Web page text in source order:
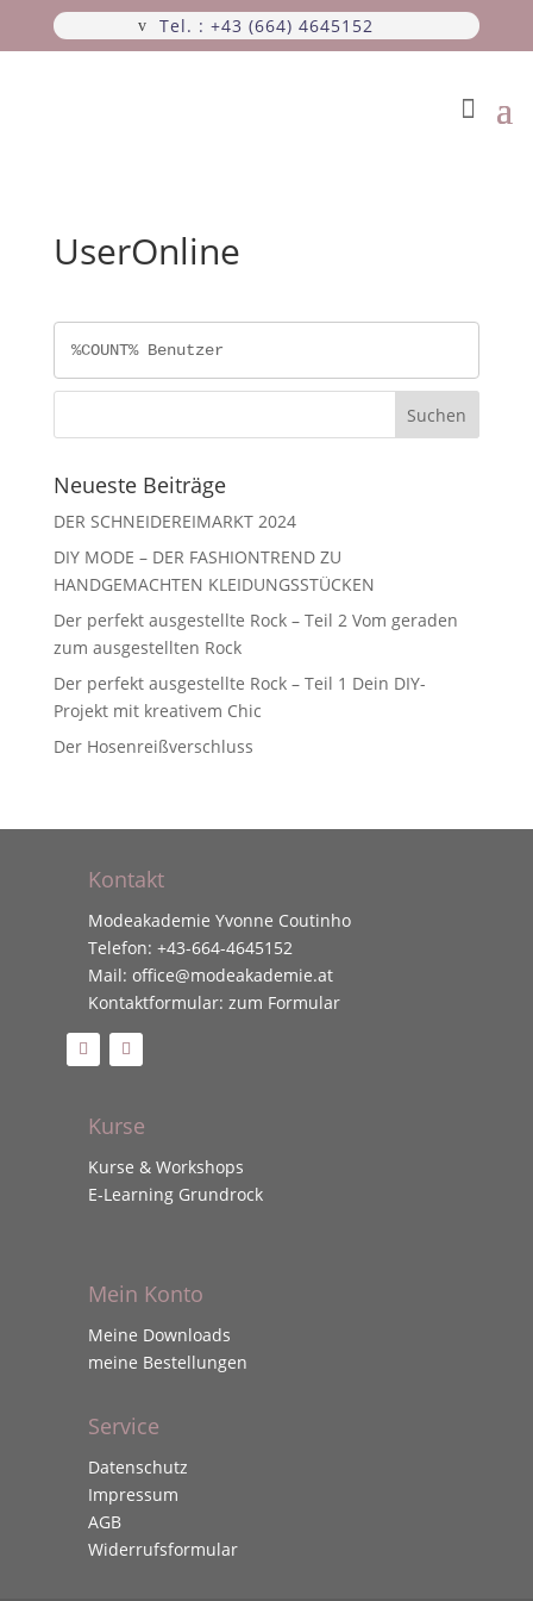
Tel. : +43 (664) 4645152
UserOnline
%COUNT% Benutzer
Neueste Beiträge
DER SCHNEIDEREIMARKT 2024
DIY MODE – DER FASHIONTREND ZU
HANDGEMACHTEN KLEIDUNGSSTÜCKEN
Der perfekt ausgestellte Rock – Teil 2 Vom geraden
zum ausgestellten Rock
Der perfekt ausgestellte Rock – Teil 1 Dein DIY-
Projekt mit kreativem Chic
Der Hosenreißverschluss
Kontakt
Modeakademie Yvonne Coutinho
Telefon: +43-664-4645152
Mail: office@modeakademie.at
Kontaktformular: zum Formular
Kurse
Kurse & Workshops
E-Learning Grundrock
Mein Konto
Meine Downloads
meine Bestellungen
Service
Datenschutz
Impressum
AGB
Widerrufsformular